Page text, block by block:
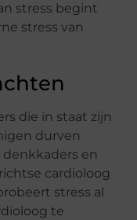
stress begint
stress van
die in staat zijn
durven
en
cardioloog
stress al
te